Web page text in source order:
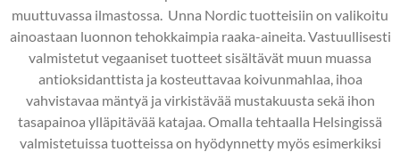
muuttuvassa ilmastossa. Unna Nordictuotteisiin on valikoitu
ainoastaan luonnon tehokkaimpia raaka-aineita. Vastuullisesti
valmistetut vegaaniset tuotteet sisältävät muun muassa
antioksidanttista ja kosteuttavaa koivunmahlaa, ihoa
vahvistavaa mäntyä ja virkistävää mustakuusta sekä ihon
tasapainoa ylläpitävää katajaa. Omalla tehtaalla Helsingissä
valmistetuissa tuotteissa on hyödynnetty myös esimerkiksi